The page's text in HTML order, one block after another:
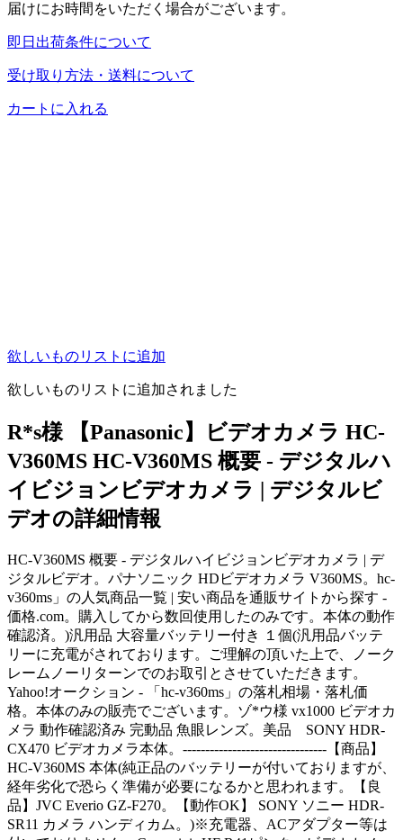
届けにお時間をいただく場合がございます。
即日出荷条件について
受け取り方法・送料について
カートに入れる
欲しいものリストに追加
欲しいものリストに追加されました
R*s様 【Panasonic】ビデオカメラ HC-
V360MS HC-V360MS 概要 - デジタルハ
イビジョンビデオカメラ | デジタルビ
デオの詳細情報
HC-V360MS 概要 - デジタルハイビジョンビデオカメラ | デ
ジタルビデオ。パナソニック HDビデオカメラ V360MS。hc-
v360ms」の人気商品一覧 | 安い商品を通販サイトから探す -
価格.com。購入してから数回使用したのみです。本体の動作
確認済。)汎用品 大容量バッテリー付き １個(汎用品バッテ
リーに充電がされております。ご理解の頂いた上で、ノーク
レームノーリターンでのお取引とさせていただきます。
Yahoo!オークション - 「hc-v360ms」の落札相場・落札価
格。本体のみの販売でございます。ゾ*ウ様 vx1000 ビデオカ
メラ 動作確認済み 完動品 魚眼レンズ。美品 SONY HDR-
CX470 ビデオカメラ本体。--------------------------------【商品】
HC-V360MS 本体(純正品のバッテリーが付いておりますが、
経年劣化で恐らく準備が必要になるかと思われます。【良
品】JVC Everio GZ-F270。【動作OK】 SONY ソニー HDR-
SR11 カメラ ハンディカム。)※充電器、ACアダプター等は